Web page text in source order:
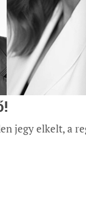
jegy elkelt, a